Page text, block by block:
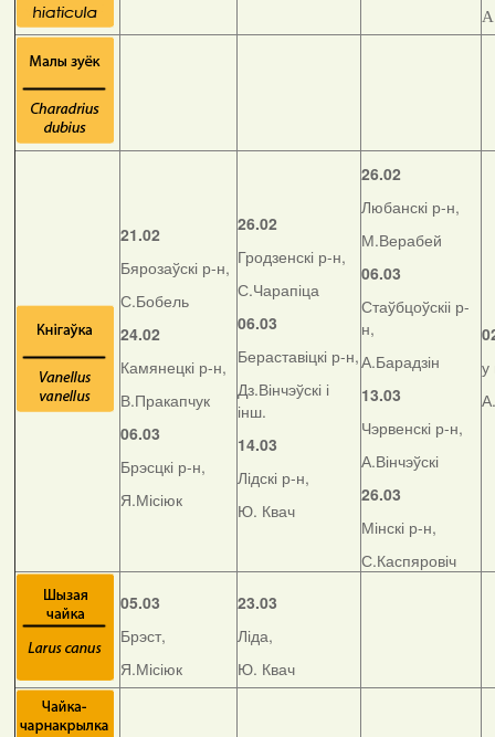
21.02
Бярозаўскі р-н,
С.Бобель
24.02
Камянецкі р-н,
В.Пракапчук
06.03
Брэсцкі р-н,
Я.Місіюк
26.02
Гродзенскі р-н,
С.Чарапіца
06.03
Бераставіцкі р-н,
Дз.Вінчэўскі і
інш.
14.03
Лідскі р-н,
Ю. Квач
26.02
Любанскі р-н,
М.Верабей
06.03
Стаўбцоўскіі р-
н,
А.Барадзін
13.03
Чэрвенскі р-н,
А.Вінчэўскі
26.03
Мінскі р-н,
С.Каспяровіч
у
05.03
Брэст,
Я.Місіюк
23.03
Ліда,
Ю. Квач